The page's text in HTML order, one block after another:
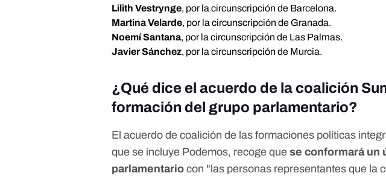
Lilith Vestrynge, por la circunscripción de Barcelona.
Martina Velarde, por la circunscripción de Granada.
Noemí Santana, por la circunscripción de Las Palmas.
Javier Sánchez, por la circunscripción de Murcia.
¿Qué dice el acuerdo de la coalición
formación del grupo parlamentario?
Elacuerdo de coalición de las formaciones políticas
que se incluye Podemos, recoge que se conformará un
parlamentario con "las personas representantes que la